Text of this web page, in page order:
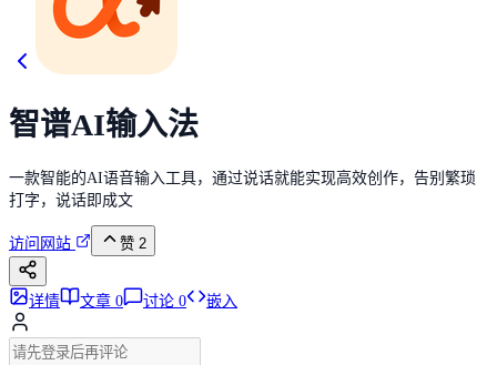
智谱AI输入法
一款智能的AI语音输入工具，通过说话就能实现高效创作，告别繁琐
打字，说话即成文
访问网站 赞 2
详情 文章 0 讨论 0 嵌入